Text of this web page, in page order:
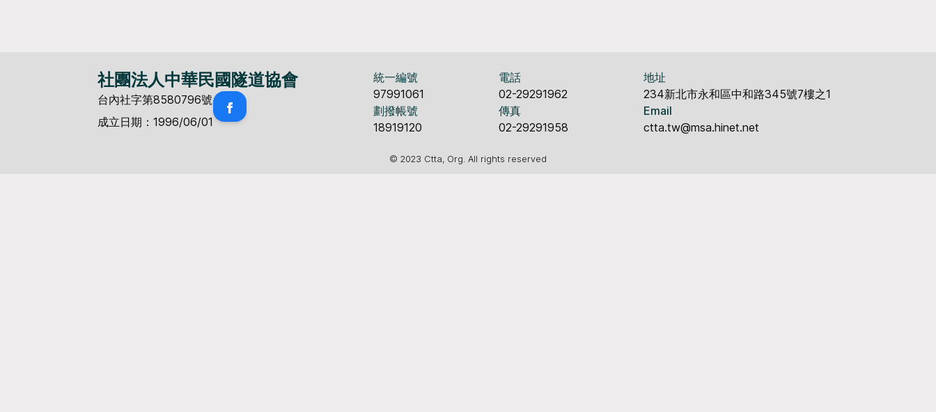
社團法人中華民國隧道協會
台內社字第8580796號
成立日期：1996/06/01
統一編號
97991061
劃撥帳號
18919120
電話
02-29291962
傳真
02-29291958
地址
234新北市永和區中和路345號7樓之1
Email
ctta.tw@msa.hinet.net
© 2023 Ctta, Org. All rights reserved